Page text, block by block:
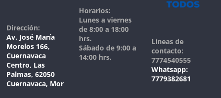
Dirección:
Av. José María
Morelos 166,
Cuernavaca
Centro, Las
Palmas, 62050
Cuernavaca, Mor
Horarios:
Lunes a viernes
de 8:00 a 18:00
hrs.
Sábado de 9:00 a
14:00 hrs.
Lineas de
contacto:
7774540555
Whatsapp:
7779382681